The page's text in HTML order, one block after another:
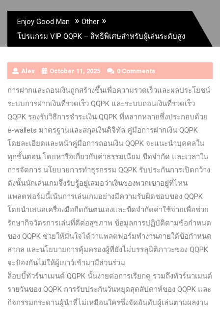
Enjoy Good Man » Other »
โปรแกรม VIP QQPK – สิทธิพิเศษสำหรับผู้เล่นระดับสูง
Alex October 11, 2025 0 Comments
การฝากและถอนเงินถูกสร้างขึ้นเพื่อความรวดเร็วและผลประโยชน์
ระบบการฝากเงินที่รวดเร็ว QQPK และระบบถอนเงินที่รวดเร็ว
QQPK รองรับวิธีการชําระเงิน QQPK ที่หลากหลายซึ่งประกอบด้วย
e-wallets มาตรฐานและสกุลเงินดิจิทัล คู่มือการฝากเงิน QQPK
โดยละเอียดและหน้าคู่มือการถอนเงิน QQPK จะแนะนําบุคคลใน
ทุกขั้นตอน โดยหารือเกี่ยวกับค่าธรรมเนียม ขีดจํากัด และเวลาใน
การจัดการ นโยบายการทําธุรกรรม QQPK รับประกันการเปิดกว้าง
ดังนั้นนักเล่นเกมจึงรับรู้อยู่เสมอว่าเงินของพวกเขาอยู่ที่ไหน
แพลตฟอร์มนี้เน้นการเล่นเกมอย่างมีความรับผิดชอบของ QQPK
โดยนําเสนอเครื่องมือกีดกันตนเองและขีดจํากัดค่าใช้จ่ายเพื่อช่วย
รักษากิจวัตรการเล่นที่ดีต่อสุขภาพ ข้อมูลการปฏิบัติตามข้อกําหนด
ของ QQPK ช่วยให้มั่นใจได้ว่าแพลตฟอร์มทํางานภายใต้ข้อกําหนด
สากล และนโยบายการคุ้มครองผู้ที่ยังไม่บรรลุนิติภาวะของ QQPK
จะป้องกันไม่ให้ผู้เยาว์เข้ามามีส่วนร่วม
ล็อบบี้ทัวร์นาเมนต์ QQPK นั้นง่ายต่อการเรียกดู รวมถึงทัวร์นาเมนต์
รายวันของ QQPK การรับประกันวันหยุดสุดสัปดาห์ของ QQPK และ
กิจกรรมกระดานผู้นําที่ไม่เหมือนใครซึ่งจัดอันดับผู้เล่นตามผลงาน